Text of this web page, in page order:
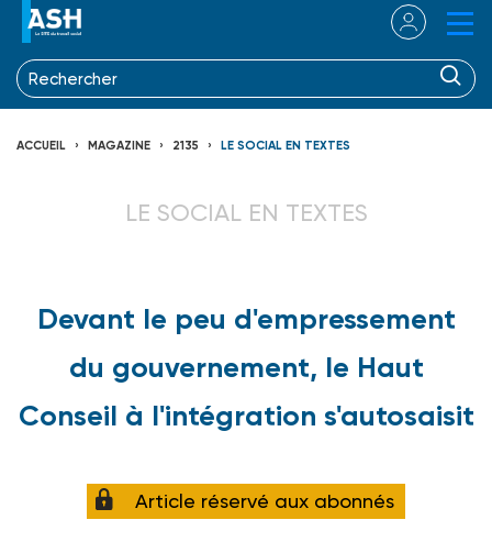
ACCUEIL MAGAZINE 2135 LE SOCIAL EN TEXTES
LE SOCIAL EN TEXTES
Devant le peu d'empressement
du gouvernement, le Haut
Conseil à l'intégration s'autosaisit
Article réservé aux abonnés